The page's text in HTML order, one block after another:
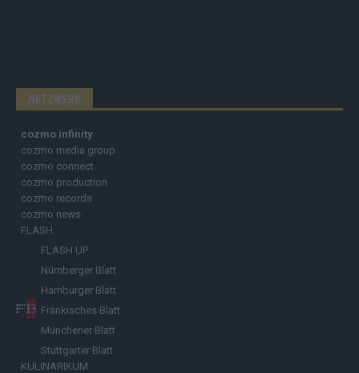
NETZWERK
cozmo infinity
cozmo media group
cozmo connect
cozmo production
cozmo records
cozmo news
FLASH
FLASH UP
Nürnberger Blatt
Hamburger Blatt
Fränkisches Blatt
Münchener Blatt
Stuttgarter Blatt
KULINARIKUM.